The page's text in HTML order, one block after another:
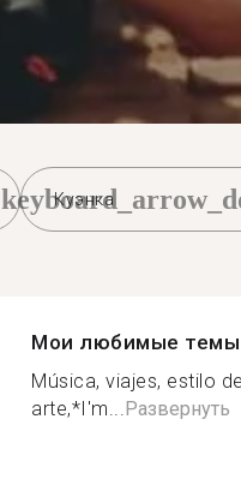
Куэнка
Мои любимые темы
Música, viajes, estilo
arte,*I'm...Развернуть